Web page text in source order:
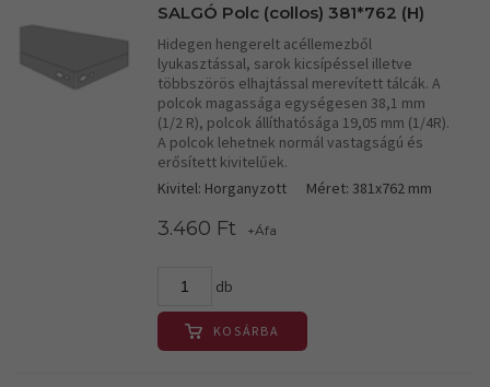
SALGÓ Polc (collos) 381*762 (H)
Hidegen hengerelt acéllemezből
lyukasztással, sarok kicsípéssel illetve
többszörös elhajtással merevített tálcák. A
polcok magassága egységesen 38,1 mm
(1/2 R), polcok állíthatósága 19,05 mm (1/4R).
A polcok lehetnek normál vastagságú és
erősített kivitelűek.
Kivitel: Horganyzott
Méret: 381x762 mm
3.460 Ft +Áfa
db
KOSÁRBA